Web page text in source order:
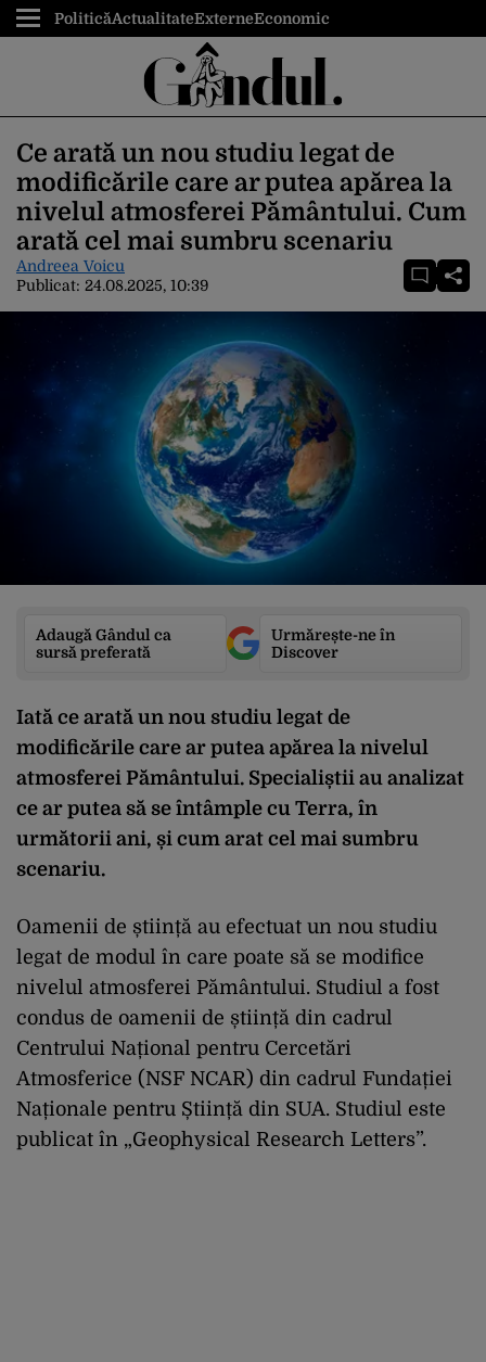
PoliticăActualitateExterneEconomic
Ce arată un nou studiu legat de
modificările care ar putea apărea la
nivelul atmosferei Pământului. Cum
arată cel mai sumbru scenariu
Andreea Voicu
Publicat: 24.08.2025, 10:39
Adaugă Gândul ca
sursă preferată
Urmărește-ne în
Discover
Iată ce arată un nou studiu legat de
modificările care ar putea apărea la nivelul
atmosferei Pământului. Specialiștii au analizat
ce ar putea să se întâmple cu Terra, în
următorii ani, și cum arat cel mai sumbru
scenariu.
Oamenii de știință au efectuat un nou studiu
legat de modul în care poate să se modifice
nivelul atmosferei Pământului. Studiul a fost
condus de oamenii de știință din cadrul
Centrului Național pentru Cercetări
Atmosferice (NSF NCAR) din cadrul Fundației
Naționale pentru Știință din SUA. Studiul este
publicat în „Geophysical Research Letters”.